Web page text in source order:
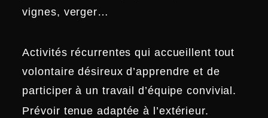
vignes, verger…
Activités récurrentes qui accueillent tout
volontaire désireux d’apprendre et de
participer à un travail d’équipe convivial.
Prévoir tenue adaptée à l’extérieur.